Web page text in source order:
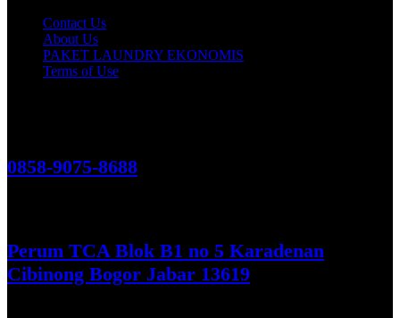
Contact Us
About Us
PAKET LAUNDRY EKONOMIS
Terms of Use
0858-9075-8688
Perum TCA Blok B1 no 5 Karadenan
Cibinong Bogor Jabar 13619